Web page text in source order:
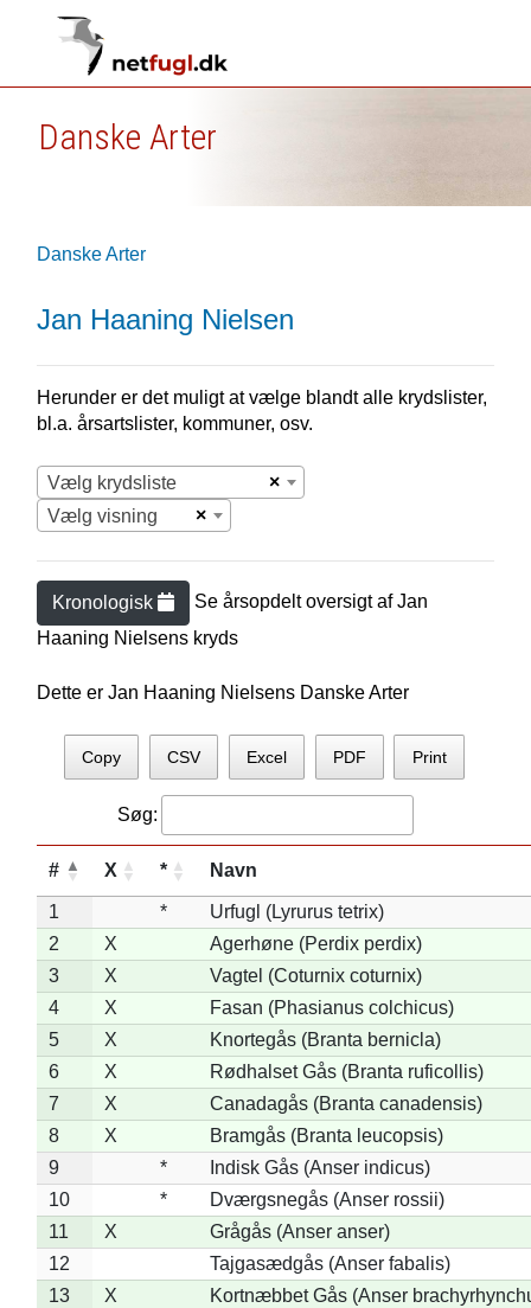
Danske Arter
Danske Arter
Jan Haaning Nielsen
Herunder er det muligt at vælge blandt alle krydslister,
bl.a. årsartslister, kommuner, osv.
×
Vælg krydsliste
×
Vælg visning
Kronologisk Se årsopdelt oversigt afJan
Haaning Nielsens kryds
Dette er Jan Haaning Nielsens Danske Arter
Copy CSV Excel PDF Print
Søg:
# X * Navn
1 *
Urfugl (Lyrurus tetrix)
2
X
Agerhøne (Perdix perdix)
3
X
Vagtel (Coturnix coturnix)
4
X
Fasan (Phasianus colchicus)
5
X
Knortegås (Branta bernicla)
6
X
Rødhalset Gås (Branta ruficollis)
7
X
Canadagås (Branta canadensis)
8
X
Bramgås (Branta leucopsis)
9
*
Indisk Gås (Anser indicus)
10
*
Dværgsnegås (Anser rossii)
11
X
Grågås (Anser anser)
12
Tajgasædgås (Anser fabalis)
13
X
Kortnæbbet Gås (Anser